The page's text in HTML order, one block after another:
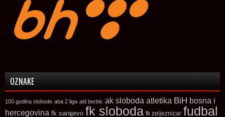
OZNAKE
100 godina slobode aba 2 liga aid berbic ak sloboda atletika BiH bosna i
hercegovina fk sarajevo fk sloboda fk zeljeznicar fudbal